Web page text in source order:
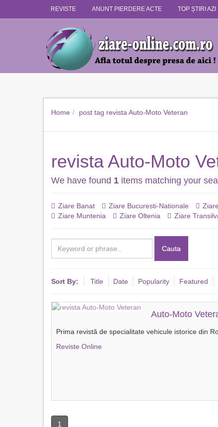
REVISTE ANUNT PIERDERE ACTE TOP ȘTIRI AZI
Home post tag revista Auto-Moto Veteran
revista Auto-Moto
We have found 1 items matching your
Ziare Banat Ziare Bucuresti-Nationale
Ziare Muntenia
Ziare Oltenia Ziare
Cauta
Sort By: Title Date Popularity Featured
Auto-Moto
Prima revistă de specialitate vehicule istorice din
Reviste Online
1